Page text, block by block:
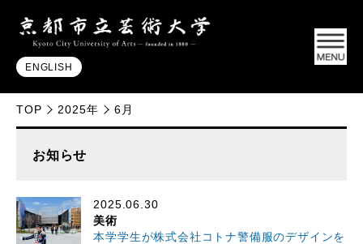
ENGLISH
TOP 2025年 6月
お知らせ
2025.06.30
美術
本学学生が株式会社コトナ警備服のデザインを